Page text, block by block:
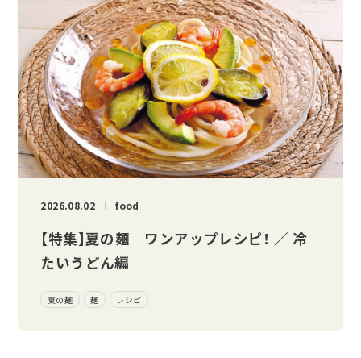
2026.08.02 food
【特集】夏の麺 ワンアップレシピ！ ／ 冷
たいうどん編
夏の麺 麺 レシピ